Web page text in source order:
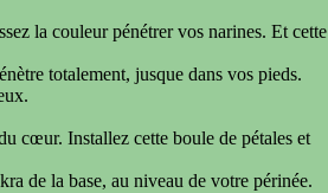
la couleur pénétrer vos narines. Et cette
totalement, jusque dans vos pieds.
cœur. Installez cette boule de pétales et
de la base, au niveau de votre périnée.